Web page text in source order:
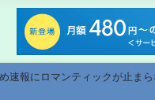
速報にロマンティックが止ま